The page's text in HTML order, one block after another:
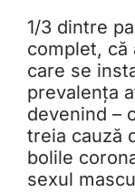
1/3 dintre
complet, că
care se
prevalența
devenind –
treia cauză
bolile
sexul